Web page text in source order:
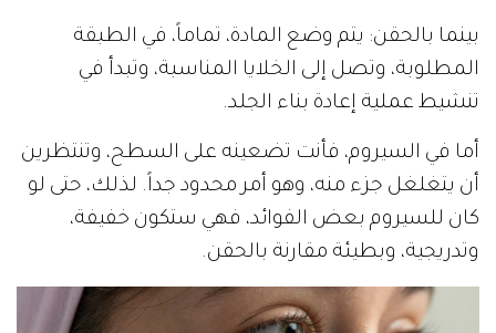
بينما بالحقن: يتم وضع المادة، تماماً، في الطبقة
المطلوبة، وتصل إلى الخلايا المناسبة، وتبدأ في
تنشيط عملية إعادة بناء الجلد.
أما في السيروم، فأنت تضعينه على السطح، وتنتظرين
أن يتغلغل جزء منه، وهو أمر محدود جداً. لذلك، حتى لو
كان للسيروم بعض الفوائد، فهي ستكون خفيفة،
وتدريجية، وبطيئة مقارنة بالحقن.